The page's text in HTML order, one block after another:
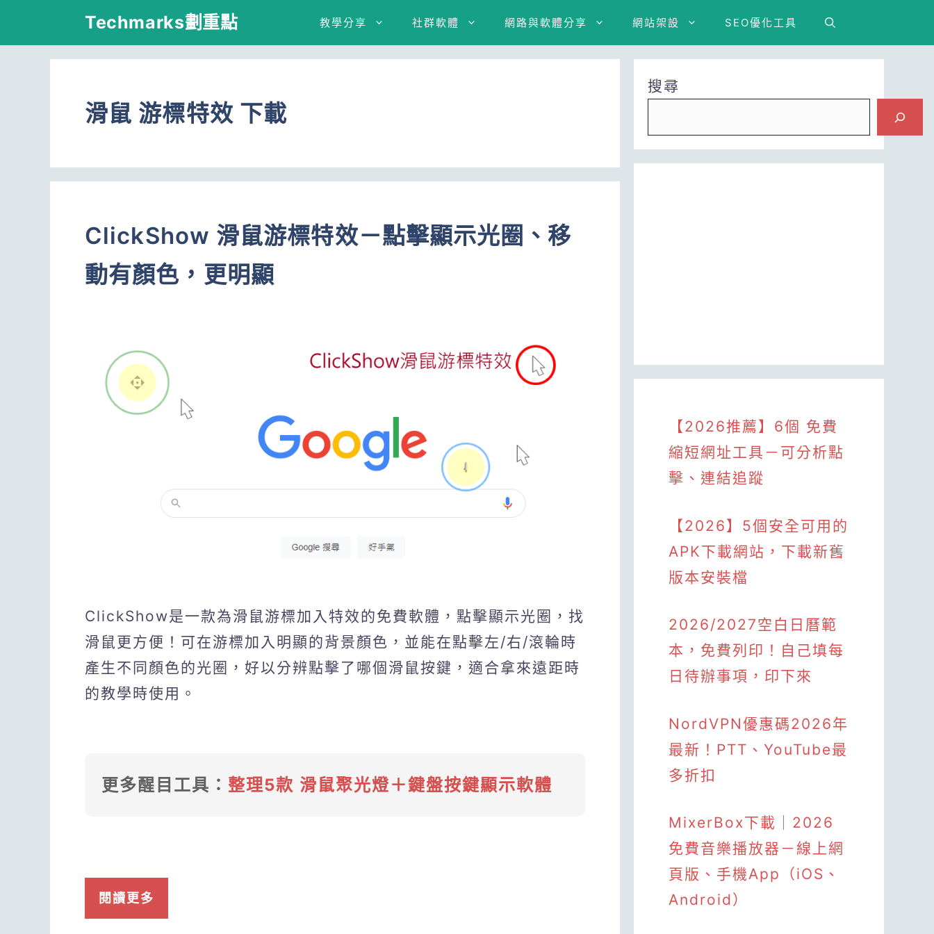
Techmarks劃重點 教學分享 社群軟體 網路與軟體分享 網站架設 SEO優化工具
滑鼠 游標特效 下載
ClickShow 滑鼠游標特效－點擊顯示光圈、移
動有顏色，更明顯
ClickShow是一款為滑鼠游標加入特效的免費軟體，點擊顯示光圈，找
滑鼠更方便！可在游標加入明顯的背景顏色，並能在點擊左/右/滾輪時
產生不同顏色的光圈，好以分辨點擊了哪個滑鼠按鍵，適合拿來遠距時
的教學時使用。
更多醒目工具： 整理5款 滑鼠聚光燈＋鍵盤按鍵顯示軟體
閱讀更多
搜尋
【2026推薦】6個 免費
縮短網址工具－可分析點
擊、連結追蹤
【2026】5個安全可用的
APK下載網站，下載新舊
版本安裝檔
2026/2027空白日曆範
本，免費列印！自己填每
日待辦事項，印下來
NordVPN優惠碼2026年
最新！PTT、YouTube最
多折扣
MixerBox下載｜2026
免費音樂播放器－線上網
頁版、手機App（iOS、
Android）